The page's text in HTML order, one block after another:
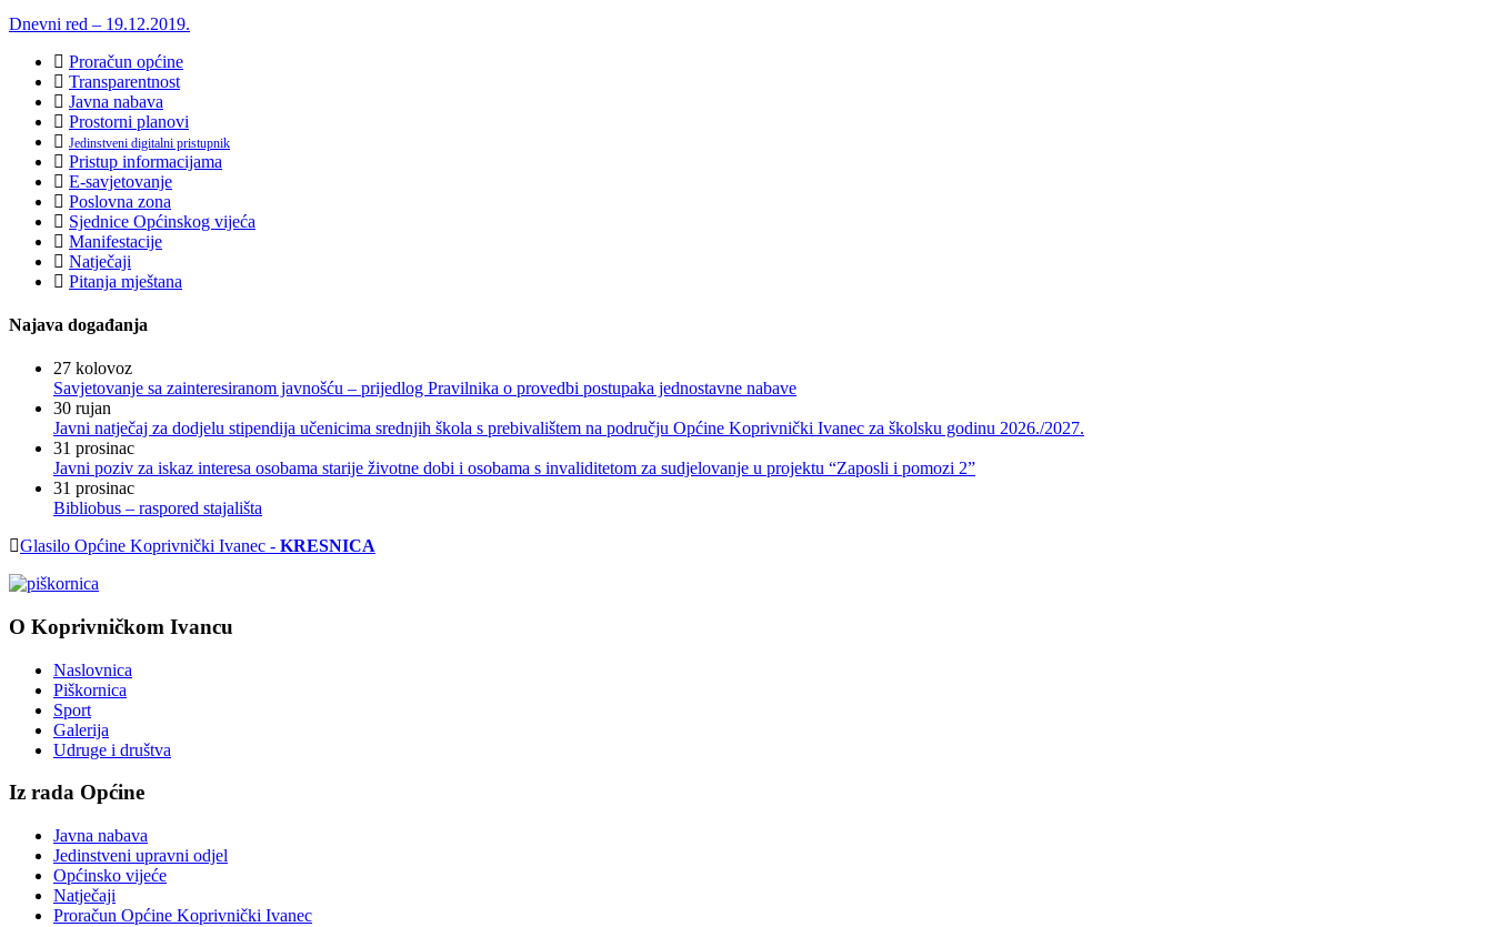
Dnevni red – 19.12.2019.
Proračun općine
Transparentnost
Javna nabava
Prostorni planovi
Jedinstveni digitalni pristupnik
Pristup informacijama
E-savjetovanje
Poslovna zona
Sjednice Općinskog vijeća
Manifestacije
Natječaji
Pitanja mještana
Najava događanja
27 kolovoz
Savjetovanje sa zainteresiranom javnošću – prijedlog Pravilnika o provedbi postupaka jednostavne nabave
30 rujan
Javni natječaj za dodjelu stipendija učenicima srednjih škola s prebivalištem na području Općine Koprivnički Ivanec za školsku godinu 2026./2027.
31 prosinac
Javni poziv za iskaz interesa osobama starije životne dobi i osobama s invaliditetom za sudjelovanje u projektu “Zaposli i pomozi 2”
31 prosinac
Bibliobus – raspored stajališta
Glasilo Općine Koprivnički Ivanec - KRESNICA
O Koprivničkom Ivancu
Naslovnica
Piškornica
Sport
Galerija
Udruge i društva
Iz rada Općine
Javna nabava
Jedinstveni upravni odjel
Općinsko vijeće
Natječaji
Proračun Općine Koprivnički Ivanec